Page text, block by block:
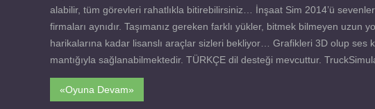
alabilir, tüm görevleri rahatlıkla bitirebilirsiniz… İnşaat Sim 2014’ü
firmaları aynıdır. Taşımanız gereken farklı yükler, bitmek bilmeyen
harikalarına kadar lisanslı araçlar sizleri bekliyor… Grafikleri 3D olup ses
mantığıyla sağlanabilmektedir. TÜRKÇE dil desteği mevcuttur.
«Oyuna Devam»